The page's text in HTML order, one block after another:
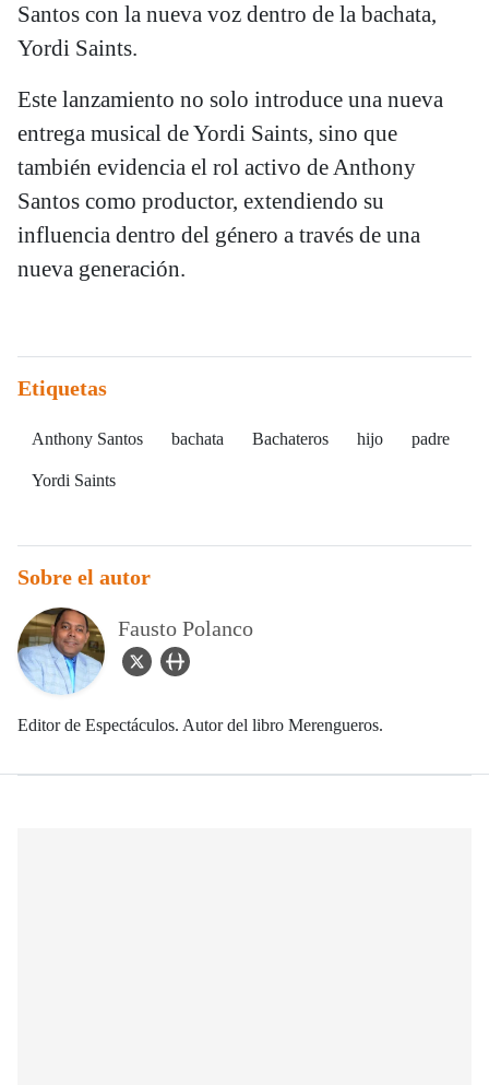
Santos con la nueva voz dentro de la bachata,
Yordi Saints.
Este lanzamiento no solo introduce una nueva
entrega musical de Yordi Saints, sino que
también evidencia el rol activo de Anthony
Santos como productor, extendiendo su
influencia dentro del género a través de una
nueva generación.
Etiquetas
Anthony Santos bachata Bachateros hijo padre
Yordi Saints
Sobre el autor
Fausto Polanco
twitter Iconuser_url Icon
Editor de Espectáculos. Autor del libro Merengueros.